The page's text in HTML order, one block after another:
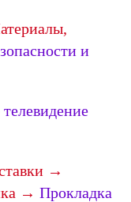
и
→
→Прокладка